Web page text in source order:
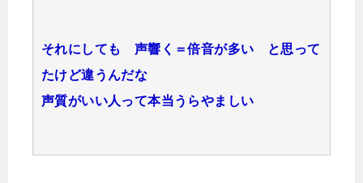
それにしても 声響く＝倍音が多い と思って
たけど違うんだな
声質がいい人って本当うらやましい